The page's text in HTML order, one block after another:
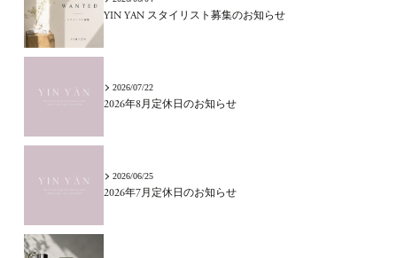
YIN YAN スタイリスト募集のお知らせ
2026/07/22
2026年8月定休日のお知らせ
2026/06/25
2026年7月定休日のお知らせ